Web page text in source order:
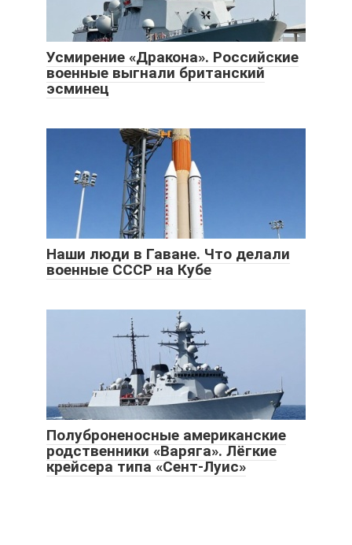
Усмирение «Дракона». Российские
военные выгнали британский
эсминец
Наши люди в Гаване. Что делали
военные СССР на Кубе
Полуброненосные американские
родственники «Варяга». Лёгкие
крейсера типа «Сент-Луис»